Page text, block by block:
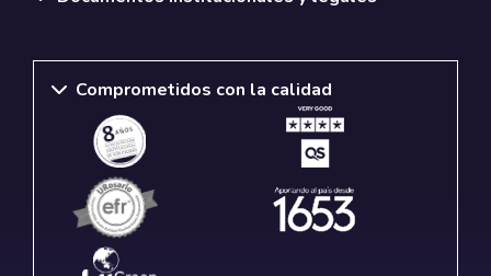
Comprometidos con la calidad